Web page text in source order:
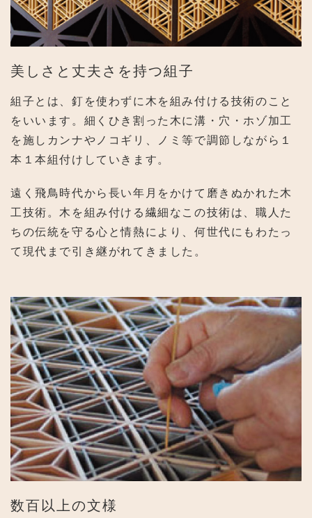
美しさと丈夫さを持つ組子
組子とは、釘を使わずに木を組み付ける技術のこと
をいいます。細くひき割った木に溝・穴・ホゾ加工
を施しカンナやノコギリ、ノミ等で調節しながら１
本１本組付けしていきます。
遠く飛鳥時代から長い年月をかけて磨きぬかれた木
工技術。木を組み付ける繊細なこの技術は、職人た
ちの伝統を守る心と情熱により、何世代にもわたっ
て現代まで引き継がれてきました。
数百以上の文様